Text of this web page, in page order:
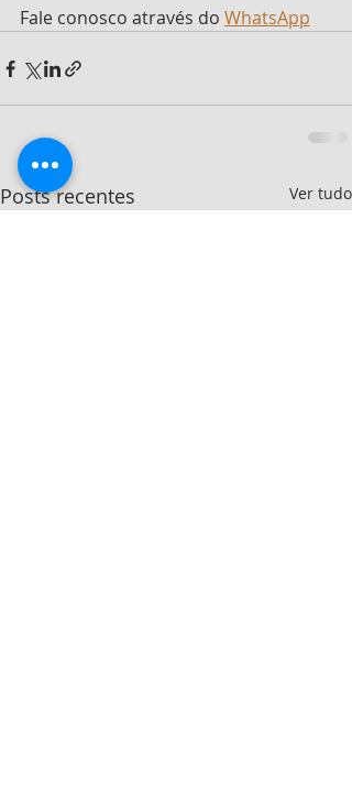
Fale conosco através do WhatsApp
Posts recentes Ver tudo